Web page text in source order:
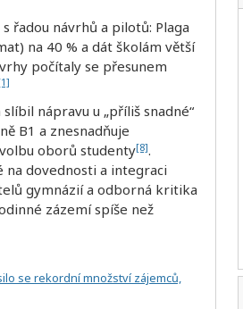
řadou návrhů a pilotů: Plaga
na 40 % a dát školám větší
počítaly se přesunem
nápravu u „příliš snadné“
B1 a znesnadňuje
oborů studenty[8].
dovednosti a integraci
gymnázií a odborná kritika
zázemí spíše než
se rekordní množství zájemců,